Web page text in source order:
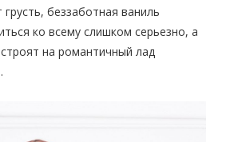
беззаботная ваниль
ко всему слишком серьезно, а
на романтичный лад